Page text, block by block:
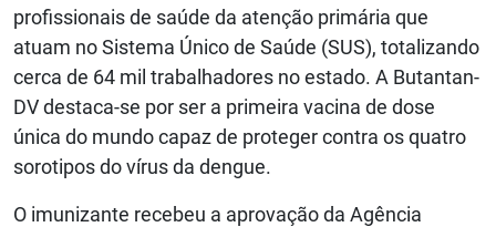
profissionais de saúde da atenção primária que
atuam no Sistema Único de Saúde (SUS), totalizando
cerca de 64 mil trabalhadores no estado. A Butantan-
DV destaca-se por ser a primeira vacina de dose
única do mundo capaz de proteger contra os quatro
sorotipos do vírus da dengue.
O imunizante recebeu a aprovação da Agência